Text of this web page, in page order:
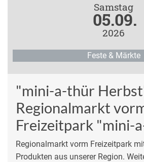
Samstag
05.09.
2026
Feste & Märkte
"mini-a-thür
Regionalmarkt
Freizeitpark "mini-
Regionalmarkt vorm Freizeitpark
Produkten aus unserer Region.